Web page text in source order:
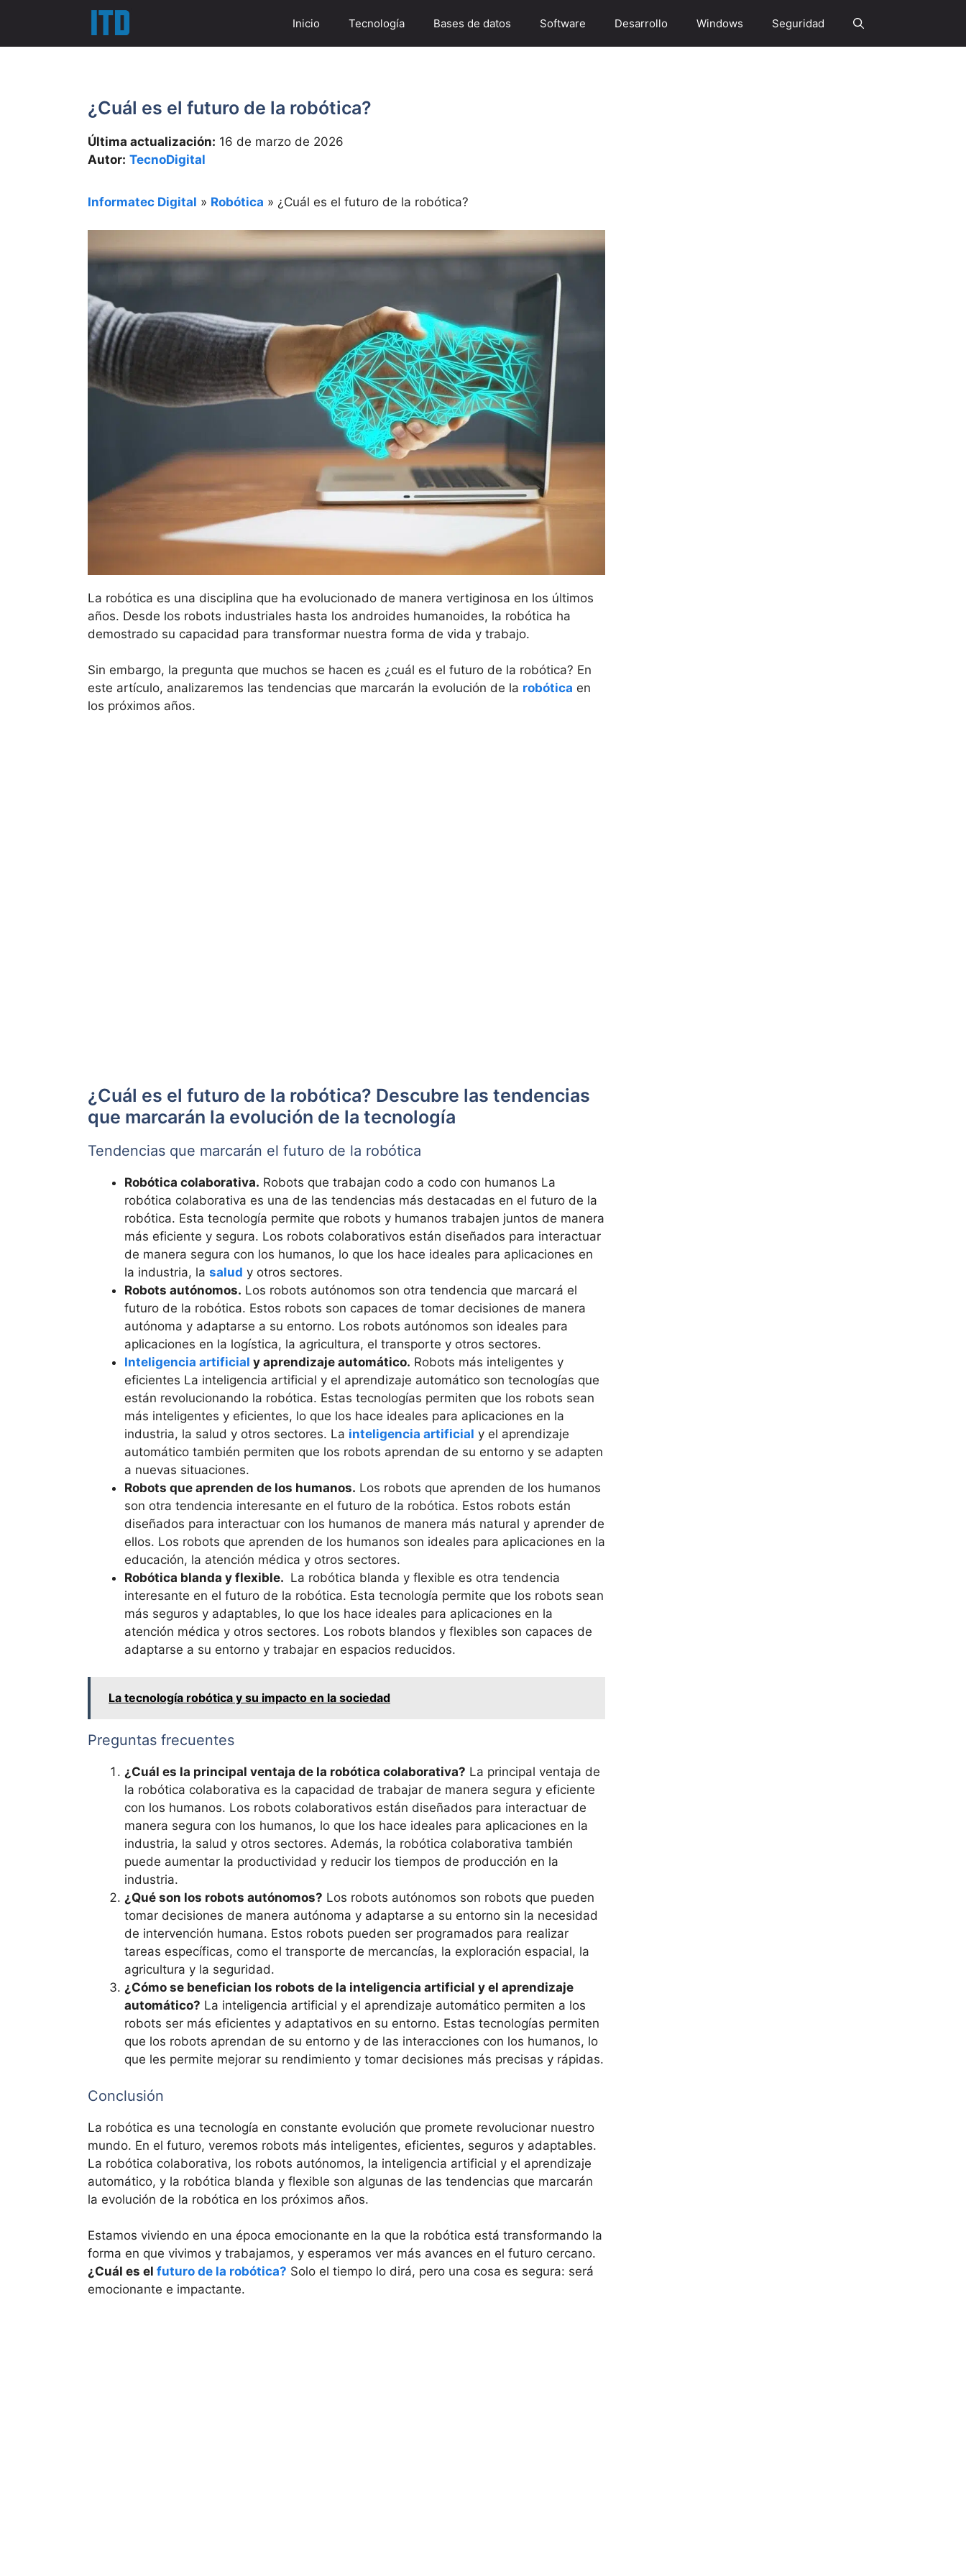
contenido
Inicio Tecnología Bases de datos Software Desarrollo Windows Seguridad
¿Cuál es el futuro de la robótica?
Última actualización: 16 de marzo de 2026
Autor: TecnoDigital
Informatec Digital » Robótica » ¿Cuál es el futuro de la robótica?
La robótica es una disciplina que ha evolucionado de manera vertiginosa en los últimos
años. Desde los robots industriales hasta los androides humanoides, la robótica ha
demostrado su capacidad para transformar nuestra forma de vida y trabajo.
Sin embargo, la pregunta que muchos se hacen es ¿cuál es el futuro de la robótica? En
este artículo, analizaremos las tendencias que marcarán la evolución de la robótica en
los próximos años.
¿Cuál es el futuro de la robótica? Descubre las tendencias
que marcarán la evolución de la tecnología
Tendencias que marcarán el futuro de la robótica
Robótica colaborativa. Robots que trabajan codo a codo con humanos La
robótica colaborativa es una de las tendencias más destacadas en el futuro de la
robótica. Esta tecnología permite que robots y humanos trabajen juntos de manera
más eficiente y segura. Los robots colaborativos están diseñados para interactuar
de manera segura con los humanos, lo que los hace ideales para aplicaciones en
la industria, la salud y otros sectores.
Robots autónomos. Los robots autónomos son otra tendencia que marcará el
futuro de la robótica. Estos robots son capaces de tomar decisiones de manera
autónoma y adaptarse a su entorno. Los robots autónomos son ideales para
aplicaciones en la logística, la agricultura, el transporte y otros sectores.
Inteligencia artificial y aprendizaje automático. Robots más inteligentes y
eficientes La inteligencia artificial y el aprendizaje automático son tecnologías que
están revolucionando la robótica. Estas tecnologías permiten que los robots sean
más inteligentes y eficientes, lo que los hace ideales para aplicaciones en la
industria, la salud y otros sectores. La inteligencia artificial y el aprendizaje
automático también permiten que los robots aprendan de su entorno y se adapten
a nuevas situaciones.
Robots que aprenden de los humanos. Los robots que aprenden de los humanos
son otra tendencia interesante en el futuro de la robótica. Estos robots están
diseñados para interactuar con los humanos de manera más natural y aprender de
ellos. Los robots que aprenden de los humanos son ideales para aplicaciones en la
educación, la atención médica y otros sectores.
Robótica blanda y flexible. La robótica blanda y flexible es otra tendencia
interesante en el futuro de la robótica. Esta tecnología permite que los robots sean
más seguros y adaptables, lo que los hace ideales para aplicaciones en la
atención médica y otros sectores. Los robots blandos y flexibles son capaces de
adaptarse a su entorno y trabajar en espacios reducidos.
La tecnología robótica y su impacto en la sociedad
Preguntas frecuentes
¿Cuál es la principal ventaja de la robótica colaborativa? La principal ventaja de
la robótica colaborativa es la capacidad de trabajar de manera segura y eficiente
con los humanos. Los robots colaborativos están diseñados para interactuar de
manera segura con los humanos, lo que los hace ideales para aplicaciones en la
industria, la salud y otros sectores. Además, la robótica colaborativa también
puede aumentar la productividad y reducir los tiempos de producción en la
industria.
¿Qué son los robots autónomos? Los robots autónomos son robots que pueden
tomar decisiones de manera autónoma y adaptarse a su entorno sin la necesidad
de intervención humana. Estos robots pueden ser programados para realizar
tareas específicas, como el transporte de mercancías, la exploración espacial, la
agricultura y la seguridad.
¿Cómo se benefician los robots de la inteligencia artificial y el aprendizaje
automático? La inteligencia artificial y el aprendizaje automático permiten a los
robots ser más eficientes y adaptativos en su entorno. Estas tecnologías permiten
que los robots aprendan de su entorno y de las interacciones con los humanos, lo
que les permite mejorar su rendimiento y tomar decisiones más precisas y rápidas.
Conclusión
La robótica es una tecnología en constante evolución que promete revolucionar nuestro
mundo. En el futuro, veremos robots más inteligentes, eficientes, seguros y adaptables.
La robótica colaborativa, los robots autónomos, la inteligencia artificial y el aprendizaje
automático, y la robótica blanda y flexible son algunas de las tendencias que marcarán
la evolución de la robótica en los próximos años.
Estamos viviendo en una época emocionante en la que la robótica está transformando la
forma en que vivimos y trabajamos, y esperamos ver más avances en el futuro cercano.
¿Cuál es el futuro de la robótica? Solo el tiempo lo dirá, pero una cosa es segura: será
emocionante e impactante.